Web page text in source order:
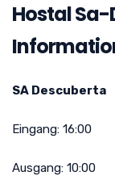
Hostal
SA Descuberta
Eingang: 16:00
Ausgang: 10:00